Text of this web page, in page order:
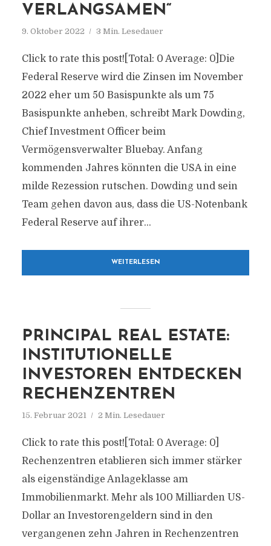
VERLANGSAMEN“
9. Oktober 2022 3 Min. Lesedauer
Click to rate this post![Total: 0 Average: 0]Die
Federal Reserve wird die Zinsen im November
2022 eher um 50 Basispunkte als um 75
Basispunkte anheben, schreibt Mark Dowding,
Chief Investment Officer beim
Vermögensverwalter Bluebay. Anfang
kommenden Jahres könnten die USA in eine
milde Rezession rutschen. Dowding und sein
Team gehen davon aus, dass die US-Notenbank
Federal Reserve auf ihrer...
WEITERLESEN
PRINCIPAL REAL ESTATE:
INSTITUTIONELLE
INVESTOREN ENTDECKEN
RECHENZENTREN
15. Februar 2021 2 Min. Lesedauer
Click to rate this post![Total: 0 Average: 0]
Rechenzentren etablieren sich immer stärker
als eigenständige Anlageklasse am
Immobilienmarkt. Mehr als 100 Milliarden US-
Dollar an Investorengeldern sind in den
vergangenen zehn Jahren in Rechenzentren